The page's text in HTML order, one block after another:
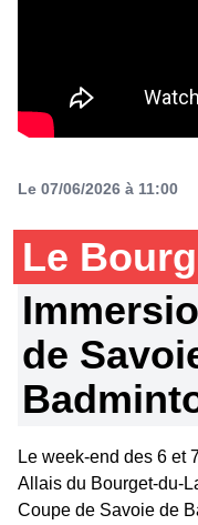
Le 07/06/2026 à 11:00
Le
de
Le week-end des 6 et
Allais du Bourget-du-
Coupe de Savoie de